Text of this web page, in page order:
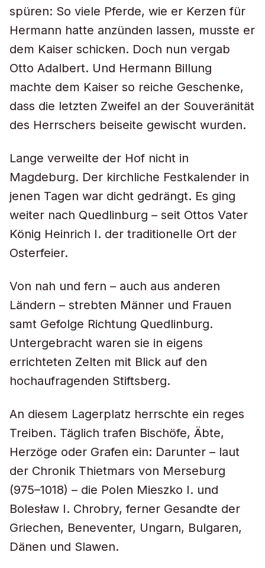
spüren: So viele Pferde, wie er Kerzen für
Hermann hatte anzünden lassen, musste er
dem Kaiser schicken. Doch nun vergab
Otto Adalbert. Und Hermann Billung
machte dem Kaiser so reiche Geschenke,
dass die letzten Zweifel an der Souveränität
des Herrschers beiseite gewischt wurden.
Lange verweilte der Hof nicht in
Magdeburg. Der kirchliche Festkalender in
jenen Tagen war dicht gedrängt. Es ging
weiter nach Quedlinburg – seit Ottos Vater
König Heinrich I. der traditionelle Ort der
Osterfeier.
Von nah und fern – auch aus anderen
Ländern – strebten Männer und Frauen
samt Gefolge Richtung Quedlinburg.
Untergebracht waren sie in eigens
errichteten Zelten mit Blick auf den
hochaufragenden Stiftsberg.
An diesem Lagerplatz herrschte ein reges
Treiben. Täglich trafen Bischöfe, Äbte,
Herzöge oder Grafen ein: Darunter – laut
der Chronik Thietmars von Merseburg
(975–1018) – die Polen Mieszko I. und
Bolesław I. Chrobry, ferner Gesandte der
Griechen, Beneventer, Ungarn, Bulgaren,
Dänen und Slawen.